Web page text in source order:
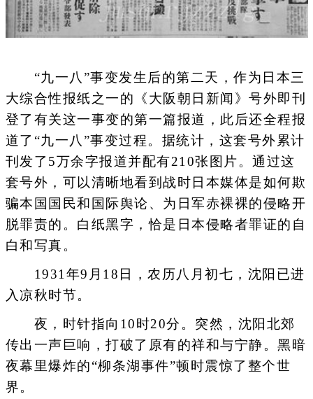
“九一八”事变发生后的第二天，作为日本三
大综合性报纸之一的《大阪朝日新闻》号外即刊
登了有关这一事变的第一篇报道，此后还全程报
道了“九一八”事变过程。据统计，这套号外累计
刊发了5万余字报道并配有210张图片。通过这
套号外，可以清晰地看到战时日本媒体是如何欺
骗本国国民和国际舆论、为日军赤裸裸的侵略开
脱罪责的。白纸黑字，恰是日本侵略者罪证的自
白和写真。
1931年9月18日，农历八月初七，沈阳已进
入凉秋时节。
夜，时针指向10时20分。突然，沈阳北郊
传出一声巨响，打破了原有的祥和与宁静。黑暗
夜幕里爆炸的“柳条湖事件”顿时震惊了整个世
界。